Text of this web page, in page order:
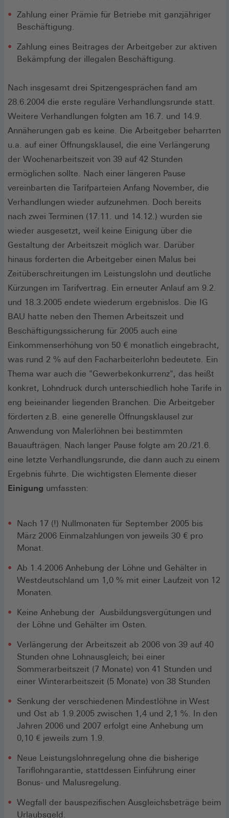
Zahlung einer Prämie für Betriebe mit ganzjähriger
Beschäftigung.
Zahlung eines Beitrages der Arbeitgeber zur aktiven
Bekämpfung der illegalen Beschäftigung.
Nach insgesamt drei Spitzengesprächen fand am
28.6.2004 die erste reguläre Verhandlungsrunde statt.
Weitere Verhandlungen folgten am 16.7. und 14.9.
Annäherungen gab es keine. Die Arbeitgeber beharrten
u.a. auf einer Öffnungsklausel, die eine Verlängerung
der Wochenarbeitszeit von 39 auf 42 Stunden
ermöglichen sollte. Nach einer längeren Pause
vereinbarten die Tarifparteien Anfang November, die
Verhandlungen wieder aufzunehmen. Doch bereits
nach zwei Terminen (17.11. und 14.12.) wurden sie
wieder ausgesetzt, weil keine Einigung über die
Gestaltung der Arbeitszeit möglich war. Darüber
hinaus forderten die Arbeitgeber einen Malus bei
Zeitüberschreitungen im Leistungslohn und deutliche
Kürzungen im Tarifvertrag. Ein erneuter Anlauf am 9.2.
und 18.3.2005 endete wiederum ergebnislos. Die IG
BAU hatte neben den Themen Arbeitszeit und
Beschäftigungssicherung für 2005 auch eine
Einkommenserhöhung von 50 € monatlich eingebracht,
was rund 2 % auf den Facharbeiterlohn bedeutete. Ein
Thema war auch die "Gewerbekonkurrenz", das heißt
konkret, Lohndruck durch unterschiedlich hohe Tarife in
eng beieinander liegenden Branchen. Die Arbeitgeber
förderten z.B. eine generelle Öffnungsklausel zur
Anwendung von Malerlöhnen bei bestimmten
Bauaufträgen. Nach langer Pause folgte am 20./21.6.
eine letzte Verhandlungsrunde, die dann auch zu einem
Ergebnis führte. Die wichtigsten Elemente dieser
Einigung umfassten:
Nach 17 (!) Nullmonaten für September 2005 bis
März 2006 Einmalzahlungen von jeweils 30 € pro
Monat.
Ab 1.4.2006 Anhebung der Löhne und Gehälter in
Westdeutschland um 1,0 % mit einer Laufzeit von 12
Monaten.
Keine Anhebung der Ausbildungsvergütungen und
der Löhne und Gehälter im Osten.
Verlängerung der Arbeitszeit ab 2006 von 39 auf 40
Stunden ohne Lohnausgleich; bei einer
Sommerarbeitszeit (7 Monate) von 41 Stunden und
einer Winterarbeitszeit (5 Monate) von 38 Stunden
Senkung der verschiedenen Mindestlöhne in West
und Ost ab 1.9.2005 zwischen 1,4 und 2,1 %. In den
Jahren 2006 und 2007 erfolgt eine Anhebung um
0,10 € jeweils zum 1.9.
Neue Leistungslohnregelung ohne die bisherige
Tariflohngarantie, stattdessen Einführung einer
Bonus- und Malusregelung.
Wegfall der bauspezifischen Ausgleichsbeträge beim
Urlaubsgeld.